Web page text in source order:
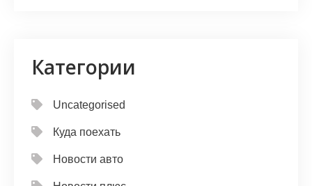
Категории
Uncategorised
Куда поехать
Новости авто